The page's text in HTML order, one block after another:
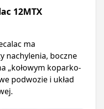
12MTX
ma
nachylenia, boczne
„kołowym koparko-
podwozie i układ